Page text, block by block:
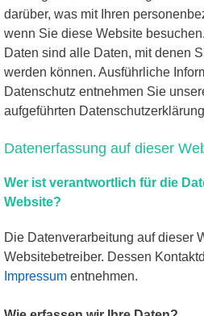
darüber, was mit Ihren
wenn Sie diese Website
Daten sind alle Daten, mit denen
werden können. Ausführliche
Datenschutz entnehmen Sie
aufgeführten
Datenerfassung auf dieser
Wer ist verantwortlich für die
Website?
Die Datenverarbeitung auf dieser
Websitebetreiber. Dessen
Impressum entnehmen.